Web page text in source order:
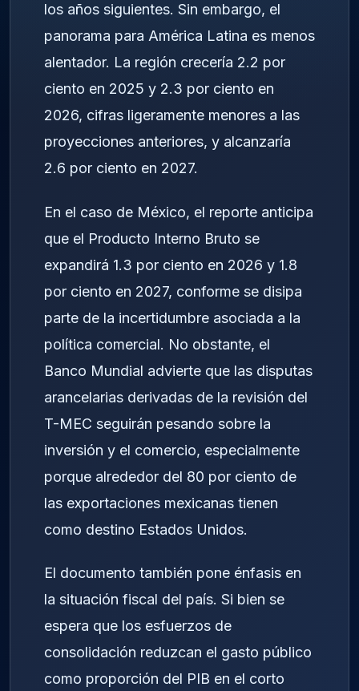
los años siguientes. Sin embargo, el
panorama para América Latina es menos
alentador. La región crecería 2.2 por
ciento en 2025 y 2.3 por ciento en
2026, cifras ligeramente menores a las
proyecciones anteriores, y alcanzaría
2.6 por ciento en 2027.
En el caso de México, el reporte anticipa
que el Producto Interno Bruto se
expandirá 1.3 por ciento en 2026 y 1.8
por ciento en 2027, conforme se disipa
parte de la incertidumbre asociada a la
política comercial. No obstante, el
Banco Mundial advierte que las disputas
arancelarias derivadas de la revisión del
T-MEC seguirán pesando sobre la
inversión y el comercio, especialmente
porque alrededor del 80 por ciento de
las exportaciones mexicanas tienen
como destino Estados Unidos.
El documento también pone énfasis en
la situación fiscal del país. Si bien se
espera que los esfuerzos de
consolidación reduzcan el gasto público
como proporción del PIB en el corto